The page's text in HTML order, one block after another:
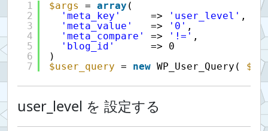
1
2
3
4
5
6
7
$args = array (
'meta_key'
=> 'user_level' ,
'meta_value'
=> '0' ,
'meta_compare'
=> '!=' ,
'blog_id'
=> 0
)
$user_query = new WP_User_Query(
user_level を 設定する